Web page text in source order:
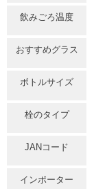
飲みごろ温度
おすすめグラス
ボトルサイズ
栓のタイプ
JANコード
インポーター